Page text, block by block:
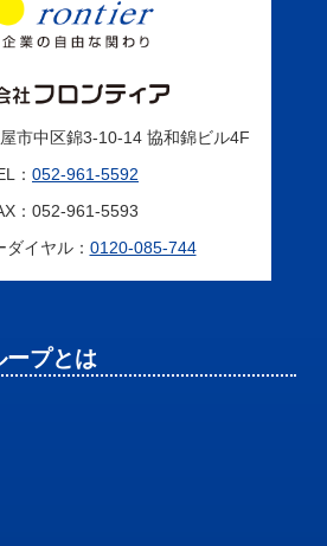
市中区錦3-10-14 協和錦ビル4F
： 052-961-5592
：052-961-5593
ダイヤル： 0120-085-744
ープとは